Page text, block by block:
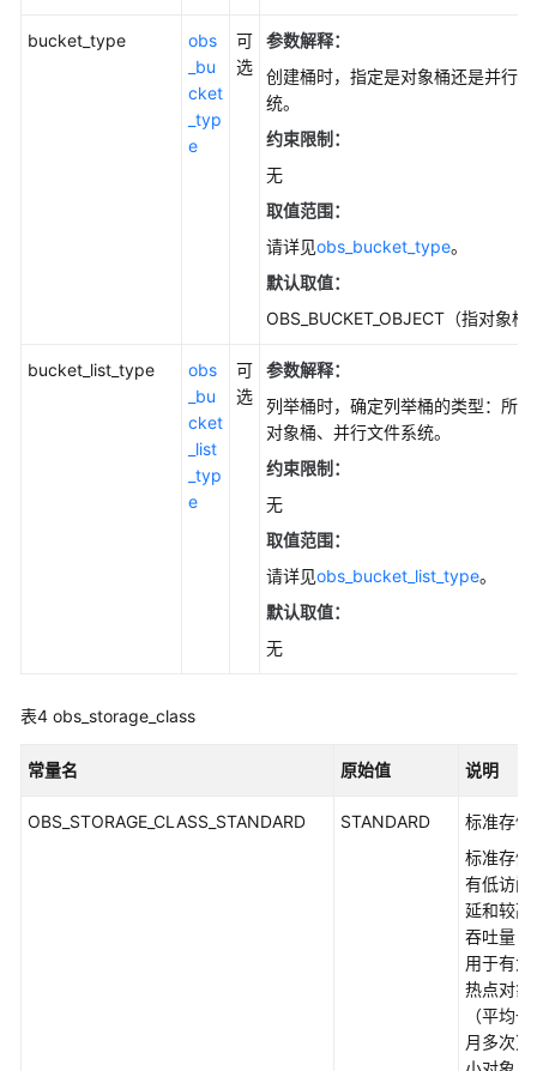
bucket_type
obs
_bu
cket
_typ
e
可
选
参数解释：
创建桶时，指定是对象桶还是并行
统。
约束限制：
无
取值范围：
请详见obs_bucket_type。
默认取值：
OBS_BUCKET_OBJECT（指对象桶
bucket_list_type
obs
_bu
cket
_list
_typ
e
可
选
参数解释：
列举桶时，确定列举桶的类型：所
对象桶、并行文件系统。
约束限制：
无
取值范围：
请详见obs_bucket_list_type。
默认取值：
无
表4 obs_storage_class
常量名 原始值 说明
OBS_STORAGE_CLASS_STANDARD STANDARD
标准存储
标准存储
有低访问
延和较高
吞吐量，
用于有大
热点对象
（平均
月多次）